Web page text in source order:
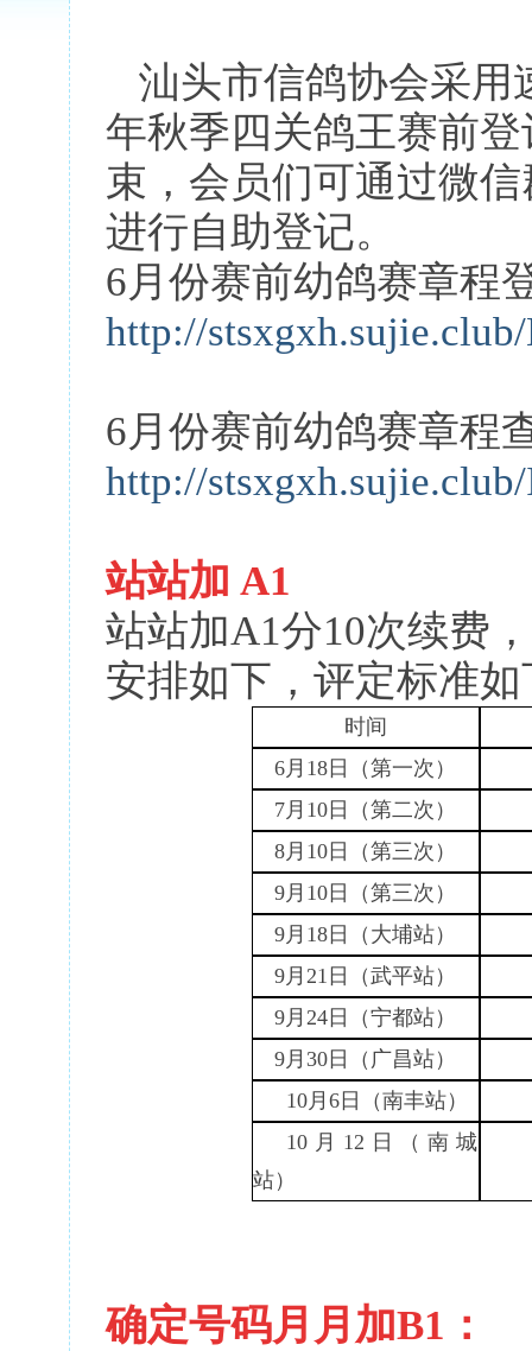
汕头市信鸽协会采用
年秋季四关鸽王赛前
束，会员们可通过微
进行自助登记。
6月份赛前幼鸽赛章程
http://
6月份赛前幼鸽赛章程
http://
站站加 A1
站站加A1分10次续费
安排如下，评定标准如
时间
6月 18 日（第一次）
7月10 日（第二次）
8月10 日（第三次）
9月 10 日（第三次）
9月18 日（大埔站）
9月21日（武平站）
9月24日（宁都站）
9月30日（广昌站）
10月6日（南丰站）
10月12日（南城
站）
确定号码月月加B1：